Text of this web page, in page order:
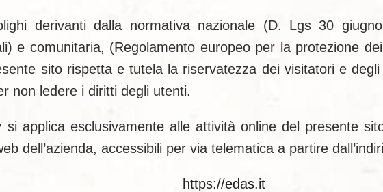
derivanti dalla normativa nazionale (D. Lgs 30
e comunitaria, (Regolamento europeo per la protezione
sito rispetta e tutela la riservatezza dei visitatori e
non ledere i diritti degli utenti.
si applica esclusivamente alle attività online del presente
dell’azienda, accessibili per via telematica a partire
https://edas.it